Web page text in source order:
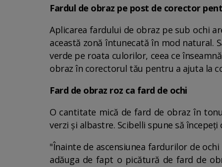
Fardul de obraz pe post de corector
Aplicarea fardului de obraz pe sub ochi
această zonă întunecată în mod natural.
verde pe roata culorilor, ceea ce
obraz în corectorul tău pentru a ajuta la
Fard de obraz roz ca fard de ochi
O cantitate mică de fard de obraz în
verzi și albastre. Scibelli spune să
"Înainte de ascensiunea fardurilor de
adăuga de fapt o picătură de fard de